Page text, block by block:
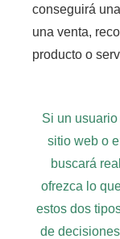
conseguirá
una venta,
producto o
Si un
sitio web o
buscará
ofrezca lo
estos dos
de